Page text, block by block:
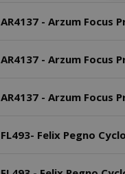
AR4137 - Arzum Focus
AR4137 - Arzum Focus
AR4137 - Arzum Focus
FL493- Felix Pegno